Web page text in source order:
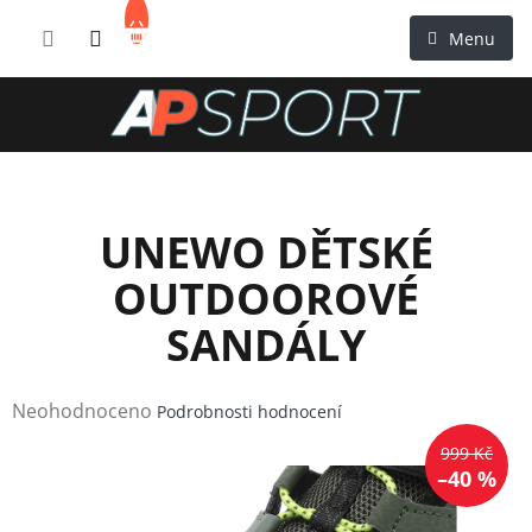
UNEWO DĚTSKÉ
OUTDOOROVÉ
SANDÁLY
Průměrné
Neohodnoceno Podrobnosti hodnocení
999 Kč
–40 %